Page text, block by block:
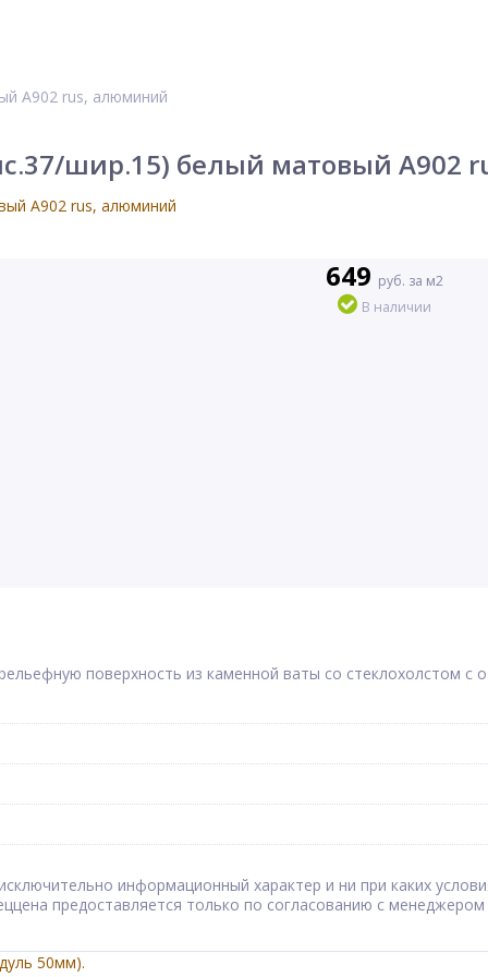
А902 rus, алюминий
шир.15) белый матовый
649 руб. за м2
В наличии
поверхность из каменной ваты со стеклохолстом с
информационный характер и ни при каких
предоставляется только по согласованию с